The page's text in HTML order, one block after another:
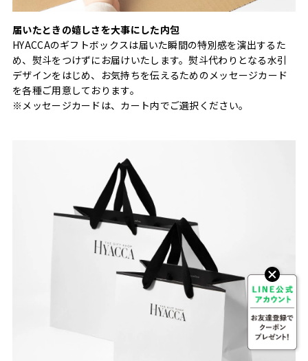
届いたときの嬉しさを大事にした内包
HYACCAのギフトボックスは届いた瞬間の特別感を演出するた
め、熨斗をつけずにお届けいたします。熨斗代わりとなる水引
デザインをはじめ、お気持ちを伝えるためのメッセージカード
を各種ご用意しております。
※メッセージカードは、カート内でご選択ください。